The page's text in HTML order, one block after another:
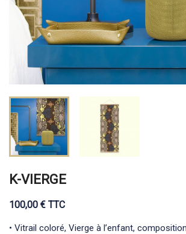
K-VIERGE
100,00 € TTC
• Vitrail coloré, Vierge à l’enfant,